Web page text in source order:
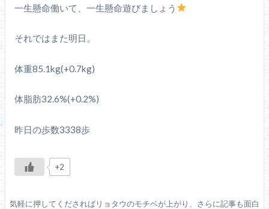
一生懸命働いて、一生懸命遊びましょう
それではまた明日。
体重85.1kg(+0.7kg)
体脂肪32.6%(+0.2%)
昨日の歩数3338歩
+2
気軽に押してくださればリョタウのモチベが上がり、さらに記事も面白